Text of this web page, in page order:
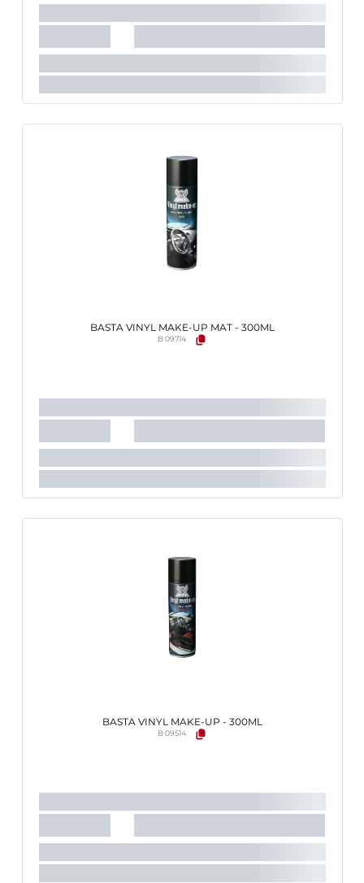
BASTA VINYL MAKE-UP MAT - 300ML
B 09714
BASTA VINYL MAKE-UP - 300ML
B 09514